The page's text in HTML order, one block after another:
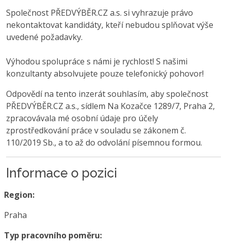
Společnost PŘEDVÝBĚR.CZ a.s. si vyhrazuje právo
nekontaktovat kandidáty, kteří nebudou splňovat výše
uvedené požadavky.
Výhodou spolupráce s námi je rychlost! S našimi
konzultanty absolvujete pouze telefonický pohovor!
Odpovědí na tento inzerát souhlasím, aby společnost
PŘEDVÝBĚR.CZ a.s., sídlem Na Kozačce 1289/7, Praha 2,
zpracovávala mé osobní údaje pro účely
zprostředkování práce v souladu se zákonem č.
110/2019 Sb., a to až do odvolání písemnou formou.
Informace o pozici
Region:
Praha
Typ pracovního poměru: